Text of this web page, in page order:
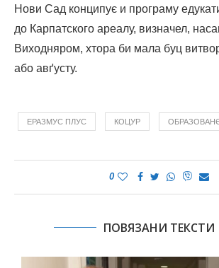
Нови Сад конципує и програму
до Карпатского ареалу, визначел,
Виходняром, хтора би мала буц
або авґусту.
ЕРАЗМУС ПЛУС КОЦУР
0
ПОВЯЗАНИ ТЕКСТИ